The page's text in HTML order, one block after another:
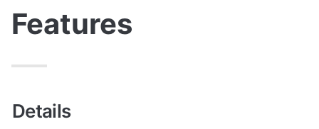
Features
Details